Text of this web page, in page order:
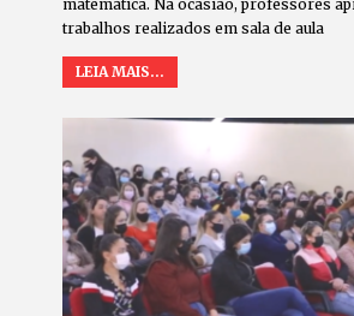
matemática. Na ocasião, professores
trabalhos realizados em sala de aula
LEIA MAIS...